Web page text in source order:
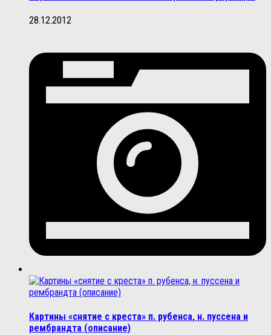
28.12.2012
Картины «снятие с креста» п. рубенса, н. пуссена и
рембрандта (описание)